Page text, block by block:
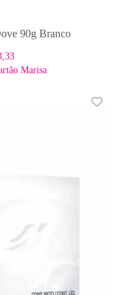
90g Branco
Marisa